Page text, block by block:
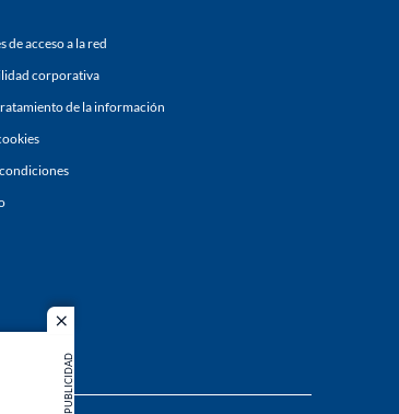
close
PUBLICIDAD
de acceso a la red
corporativa
de la información